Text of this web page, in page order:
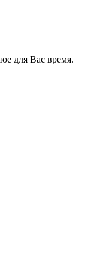
для Вас время.